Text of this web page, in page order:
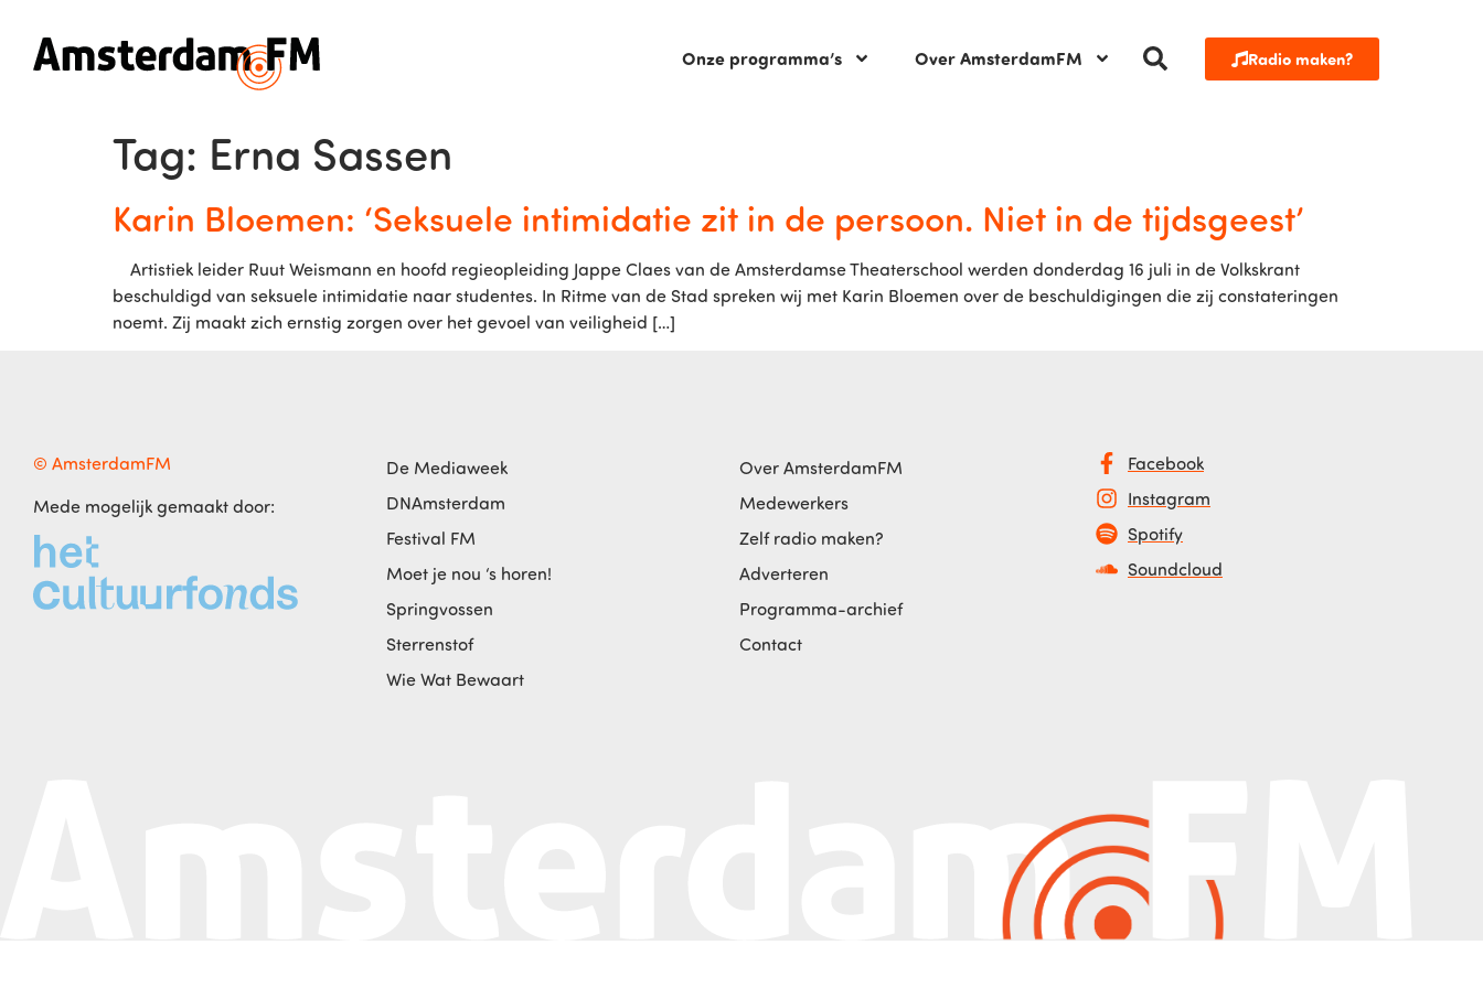
Onze programma’s Over AmsterdamFM Radio maken?
Tag: Erna Sassen
Karin Bloemen: ‘Seksuele intimidatie zit in de persoon. Niet in de tijdsgeest’
Artistiek leider Ruut Weismann en hoofd regieopleiding Jappe Claes van de Amsterdamse Theaterschool werden donderdag 16 juli in de Volkskrant
beschuldigd van seksuele intimidatie naar studentes. In Ritme van de Stad spreken wij met Karin Bloemen over de beschuldigingen die zij constateringen
noemt. Zij maakt zich ernstig zorgen over het gevoel van veiligheid […]
© AmsterdamFM
Mede mogelijk gemaakt door:
De Mediaweek
DNAmsterdam
Festival FM
Moet je nou ‘s horen!
Springvossen
Sterrenstof
Wie Wat Bewaart
Over AmsterdamFM
Medewerkers
Zelf radio maken?
Adverteren
Programma-archief
Contact
Facebook
Instagram
Spotify
Soundcloud